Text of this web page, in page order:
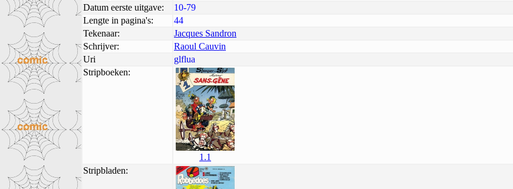
Datum eerste uitgave:
10-79
Lengte in pagina's:
44
Tekenaar:
Jacques Sandron
Schrijver:
Raoul Cauvin
Uri
glflua
Stripboeken:
1.1
Stripbladen: